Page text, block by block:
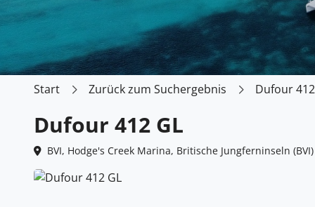
Start Zurück zum Suchergebnis Dufour
Dufour 412 GL
BVI, Hodge's Creek Marina, Britische Jungferninseln (BVI)